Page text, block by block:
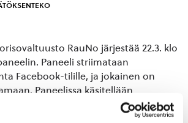
RauNo järjestää 22.3. klo
Paneeli striimataan
Facebook-tilille, ja jokainen on
Paneelissa käsitellään
ja nuorisovaltuustolle tärkeitä
mielenterveyspalveluja sekä